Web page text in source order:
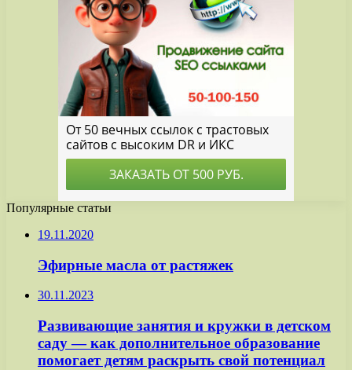
Популярные статьи
19.11.2020
Эфирные масла от растяжек
30.11.2023
Развивающие занятия и кружки в детском
саду — как дополнительное образование
помогает детям раскрыть свой потенциал